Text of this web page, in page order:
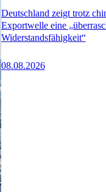
Deutschland zeigt trotz
Exportwelle eine
Widerstandsfähigkeit“
08.08.2026